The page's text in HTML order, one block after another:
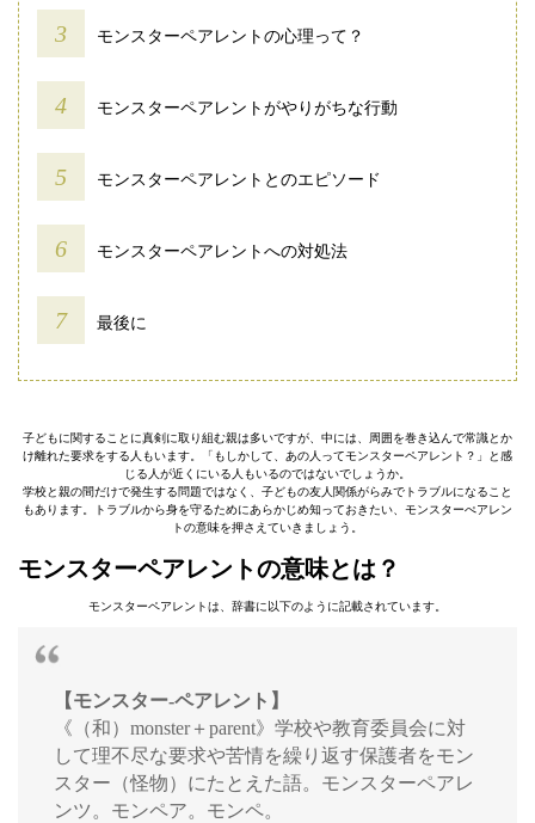
モンスターペアレントの心理って？
モンスターペアレントがやりがちな行動
モンスターペアレントとのエピソード
モンスターペアレントへの対処法
最後に
子どもに関することに真剣に取り組む親は多いですが、中には、周囲を巻き込んで常識とか
け離れた要求をする人もいます。「もしかして、あの人ってモンスターペアレント？」と感
じる人が近くにいる人もいるのではないでしょうか。
学校と親の間だけで発生する問題ではなく、子どもの友人関係がらみでトラブルになること
もあります。トラブルから身を守るためにあらかじめ知っておきたい、モンスターぺアレン
トの意味を押さえていきましょう。
モンスターペアレントの意味とは？
モンスターペアレントは、辞書に以下のように記載されています。
【モンスター‐ペアレント】
《（和）monster＋parent》学校や教育委員会に対
して理不尽な要求や苦情を繰り返す保護者をモン
スター（怪物）にたとえた語。モンスターペアレ
ンツ。モンペア。モンペ。